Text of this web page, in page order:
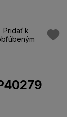
Pridať k